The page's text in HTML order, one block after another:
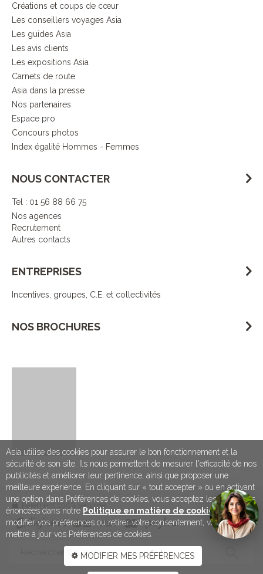
Créations et coups de cœur
Les conseillers voyages Asia
Les guides Asia
Les avis clients
Les expositions Asia
Carnets de route
Asia dans la presse
Nos partenaires
Espace pro
Concours photos
Index égalité Hommes - Femmes
NOUS CONTACTER
Tel : 01 56 88 66 75
Nos agences
Recrutement
Autres contacts
ENTREPRISES
Incentives, groupes, C.E. et collectivités
NOS BROCHURES
Paiement 100% sécurisé
Asia utilise des cookies pour assurer le bon fonctionnement et la
sécurité de son site. Ils nous permettent de mesurer l'efficacité de nos
publicités et améliorer leur pertinence, ainsi que proposer une
meilleure expérience. En cliquant sur « tout accepter » ou en activant
une option dans Préférences de cookies, vous acceptez les conditions
énoncées dans notre Politique en matière de cookies . Pour
modifier vos préférences ou retirer votre consentement, vous devez
mettre à jour vos Préférences de cookies.
MODIFIER MES PRÉFÉRENCES